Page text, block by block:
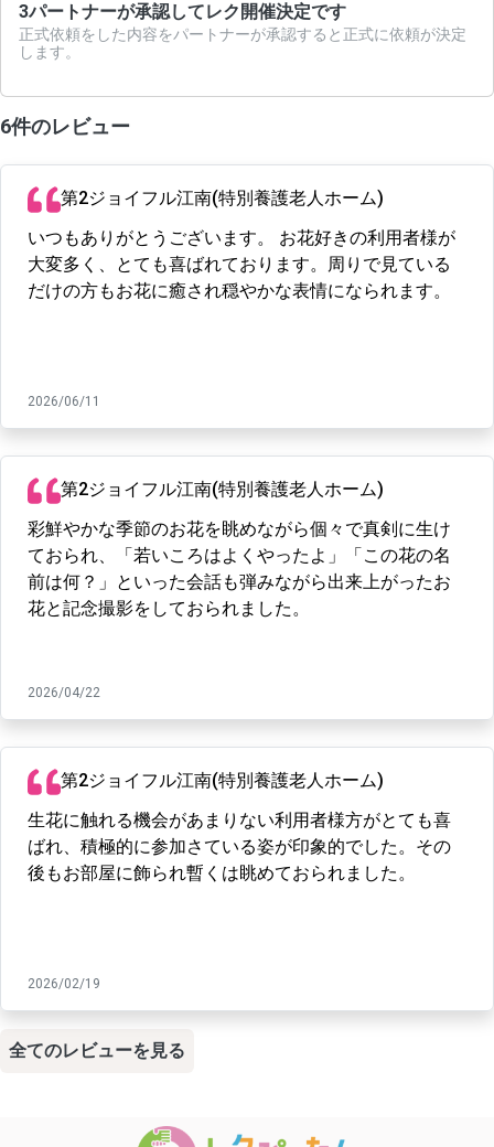
3パートナーが承認してレク開催決定です
正式依頼をした内容をパートナーが承認すると正式に依頼が決定
します。
6件のレビュー
第2ジョイフル江南(特別養護老人ホーム)
いつもありがとうございます。 お花好きの利用者様が
大変多く、とても喜ばれております。周りで見ている
だけの方もお花に癒され穏やかな表情になられます。
2026/06/11
第2ジョイフル江南(特別養護老人ホーム)
彩鮮やかな季節のお花を眺めながら個々で真剣に生け
ておられ、「若いころはよくやったよ」「この花の名
前は何？」といった会話も弾みながら出来上がったお
花と記念撮影をしておられました。
2026/04/22
第2ジョイフル江南(特別養護老人ホーム)
生花に触れる機会があまりない利用者様方がとても喜
ばれ、積極的に参加さている姿が印象的でした。その
後もお部屋に飾られ暫くは眺めておられました。
2026/02/19
全てのレビューを見る